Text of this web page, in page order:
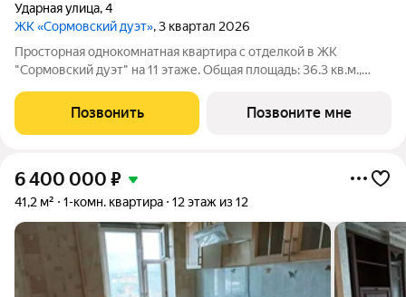
Ударная улица,4
ЖК «Сормовский дуэт», 3 квартал 2026
Просторная однокомнатная квартира с отделкой в ЖК
"Сормовский дуэт" на 11 этаже. Общая площадь: 36.3 кв.м.,
Все окна выходят на одну сторону. В квартире один
совмещенный санузел. Высота
Позвонить Позвоните мне
6 400 000 ₽
41,2 м² 1-комн. квартира 12 этаж из 12